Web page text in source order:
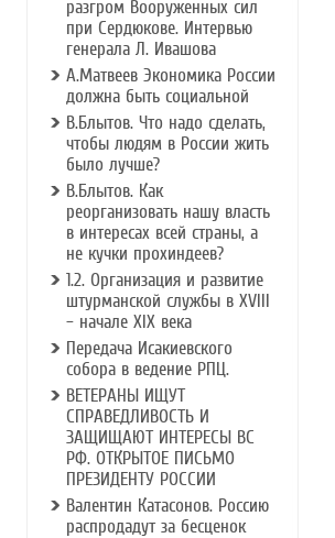
разгром Вооруженных сил
при Сердюкове. Интервью
генерала Л. Ивашова
А.Матвеев Экономика России
должна быть социальной
В.Блытов. Что надо сделать,
чтобы людям в России жить
было лучше?
В.Блытов. Как
реорганизовать нашу власть
в интересах всей страны, а
не кучки прохиндеев?
1.2. Организация и развитие
штурманской службы в ХVIII
– начале ХIХ века
Передача Исакиевского
собора в ведение РПЦ.
ВЕТЕРАНЫ ИЩУТ
СПРАВЕДЛИВОСТЬ И
ЗАЩИЩАЮТ ИНТЕРЕСЫ ВС
РФ. ОТКРЫТОЕ ПИСЬМО
ПРЕЗИДЕНТУ РОССИИ
Валентин Катасонов. Россию
распродадут за бесценок